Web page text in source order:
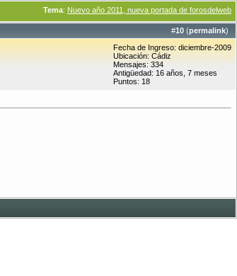
Tema: Nuevo año 2011, nueva portada de forosdelweb
#10 (permalink)
Fecha de Ingreso: diciembre-2009
Ubicación: Cádiz
Mensajes: 334
Antigüedad: 16 años, 7 meses
Puntos: 18